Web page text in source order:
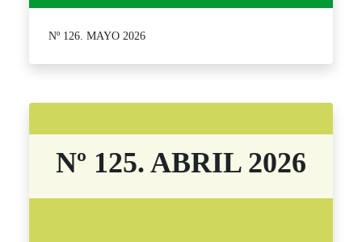
Nº 126. MAYO 2026
Nº 125. ABRIL 2026